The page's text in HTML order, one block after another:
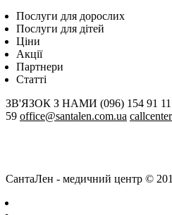
Послуги для дорослих
Послуги для дітей
Цiни
Акції
Партнери
Статті
ЗВ'ЯЗОК З НАМИ (096) 154 91 11
59 office@santalen.com.ua
СантаЛен - медичний центр ©